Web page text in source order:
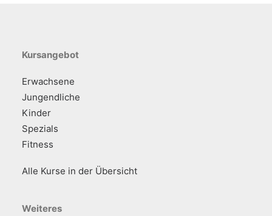
Kursangebot
Erwachsene
Jungendliche
Kinder
Spezials
Fitness
Alle Kurse in der Übersicht
Weiteres